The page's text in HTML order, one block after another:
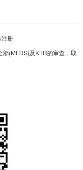
注册
(MFDS)及KTR的审查，取